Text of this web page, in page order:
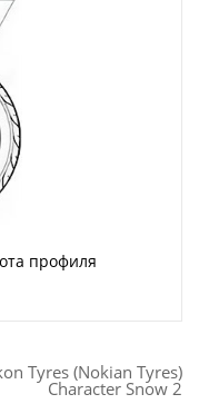
профиля
Tyres (Nokian Tyres)
Character Snow 2